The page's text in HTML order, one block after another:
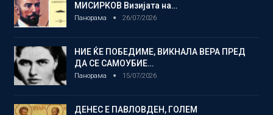
МИСИРКОВ Визијата на…
Панорама 26/07/2026
НИЕ ЌЕ ПОБЕДИМЕ, ВИКНАЛА ВЕРА ПРЕД
ДА СЕ САМОУБИЕ…
Панорама 15/07/2026
ДЕНЕС Е ПАВЛОВДЕН, ГОЛЕМ